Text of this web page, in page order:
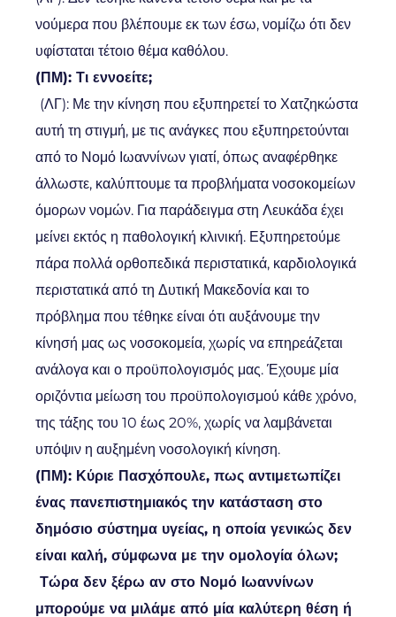
νούμερα που βλέπουμε εκ των έσω, νομίζω ότι δεν
υφίσταται τέτοιο θέμα καθόλου.
(ΠΜ): Τι εννοείτε;
(ΛΓ): Με την κίνηση που εξυπηρετεί το Χατζηκώστα
αυτή τη στιγμή, με τις ανάγκες που εξυπηρετούνται
από το Νομό Ιωαννίνων γιατί, όπως αναφέρθηκε
άλλωστε, καλύπτουμε τα προβλήματα νοσοκομείων
όμορων νομών. Για παράδειγμα στη Λευκάδα έχει
μείνει εκτός η παθολογική κλινική. Εξυπηρετούμε
πάρα πολλά ορθοπεδικά περιστατικά, καρδιολογικά
περιστατικά από τη Δυτική Μακεδονία και το
πρόβλημα που τέθηκε είναι ότι αυξάνουμε την
κίνησή μας ως νοσοκομεία, χωρίς να επηρεάζεται
ανάλογα και ο προϋπολογισμός μας. Έχουμε μία
οριζόντια μείωση του προϋπολογισμού κάθε χρόνο,
της τάξης του 10 έως 20%, χωρίς να λαμβάνεται
υπόψιν η αυξημένη νοσολογική κίνηση.
(ΠΜ): Κύριε Πασχόπουλε, πως αντιμετωπίζει
ένας πανεπιστημιακός την κατάσταση στο
δημόσιο σύστημα υγείας, η οποία γενικώς δεν
είναι καλή, σύμφωνα με την ομολογία όλων;
Τώρα δεν ξέρω αν στο Νομό Ιωαννίνων
μπορούμε να μιλάμε από μία καλύτερη θέση ή